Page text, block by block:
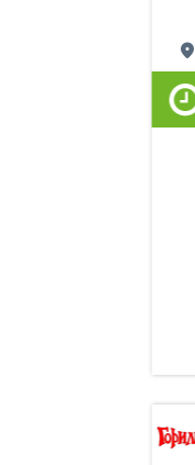
place